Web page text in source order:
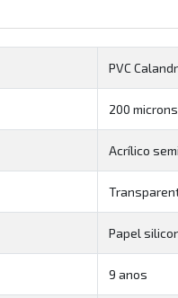
PVC
200 microns
Acrílico
Papel
9 anos